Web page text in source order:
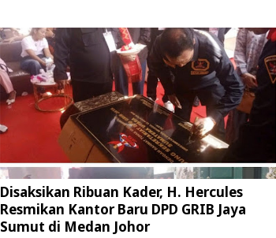
Disaksikan Ribuan Kader, H. Hercules
Resmikan Kantor Baru DPD GRIB Jaya
Sumut di Medan Johor